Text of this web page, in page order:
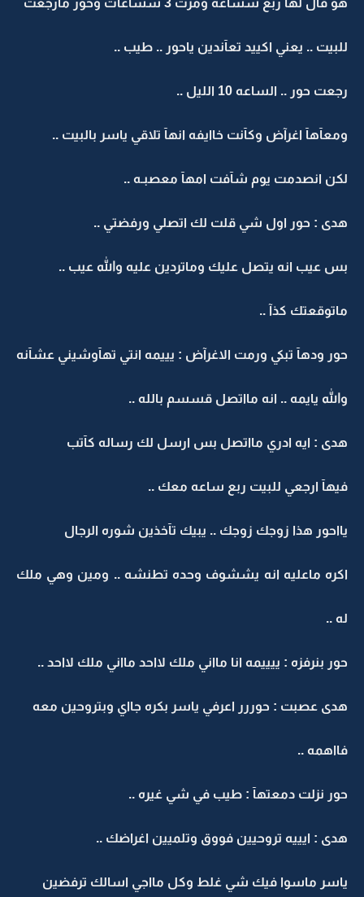
هو قال لهآ ربع سساعه ومرت 3 سساعات وحور مارجعت
للبيت .. يعني اكييد تعآندين ياحور .. طيب ..
رجعت حور .. الساعه 10 الليل ..
ومعآهآ اغرآض وكآنت خاايفه انهآ تلاقي ياسر بالبيت ..
لكن انصدمت يوم شآفت امهآ معصبـه ..
هدى : حور اول شي قلت لك اتصلي ورفضتي ..
بس عيب انه يتصل عليك وماتردين عليه والله عيب ..
ماتوقعتك كذآ ..
حور ودهآ تبكي ورمت الاغرآض : يييمه انتي تهآوشيني عشآنه
والله يايمه .. انه مااتصل قسسم بالله ..
هدى : ايه ادري مااتصل بس ارسل لك رساله كآتب
فيهآ ارجعي للبيت ربع ساعه معك ..
يااحور هذا زوجك زوجك .. يبيك تآخذين شوره الرجال
اكره ماعليه انه يششوف وحده تطنشه .. ومين وهي ملك
له ..
حور بنرفزه : ييييمه انا مااني ملك لااحد مااني ملك لااحد ..
هدى عصبت : حوررر اعرفي ياسر بكره جااي وبتروحين معه
فااهمه ..
حور نزلت دمعتهآ : طيب في شي غيره ..
هدى : ايييه تروحيين فووق وتلميين اغراضك ..
ياسر ماسوا فيك شي غلط وكل مااجي اسالك ترفضين